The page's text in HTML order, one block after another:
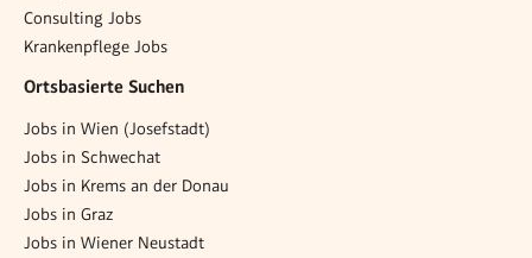
Consulting Jobs
Krankenpflege Jobs
Ortsbasierte Suchen
Jobs in Wien (Josefstadt)
Jobs in Schwechat
Jobs in Krems an der Donau
Jobs in Graz
Jobs in Wiener Neustadt